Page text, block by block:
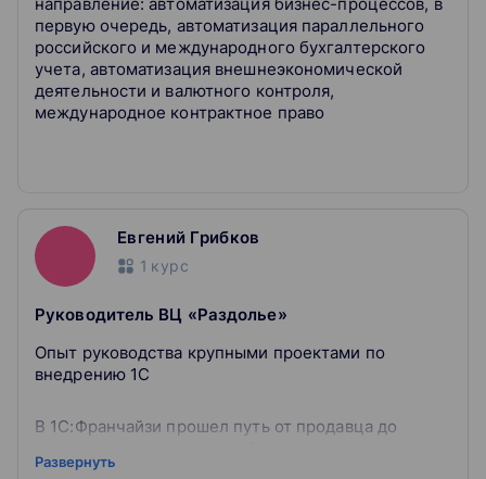
первую очередь, автоматизация параллельного
российского и международного бухгалтерского
учета, автоматизация внешнеэкономической
деятельности и валютного контроля,
международное контрактное право
Евгений Грибков
1 курс
Руководитель ВЦ «Раздолье»
Опыт руководства крупными проектами по
внедрению 1С
В 1С:Франчайзи прошел путь от продавца до
успешных внедрений 1С:ERP на крупных
Развернуть